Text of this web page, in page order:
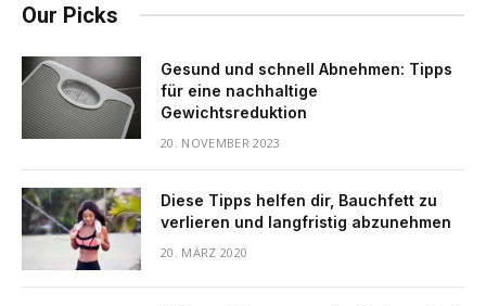
Our Picks
Gesund und schnell Abnehmen: Tipps
für eine nachhaltige
Gewichtsreduktion
20. NOVEMBER 2023
Diese Tipps helfen dir, Bauchfett zu
verlieren und langfristig abzunehmen
20. MÄRZ 2020